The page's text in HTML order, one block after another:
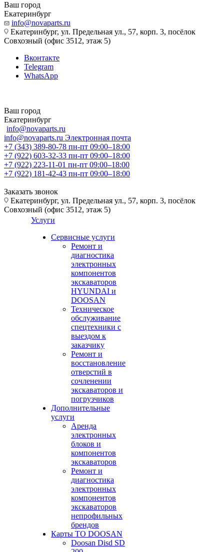
Ваш город
Екатеринбург
info@novaparts.ru
Екатеринбург, ул. Предельная ул., 57, корп. 3, посёлок
Совхозный (офис 3512, этаж 5)
Вконтакте
Telegram
WhatsApp
Ваш город
Екатеринбург
info@novaparts.ru
info@novaparts.ru Электронная почта
+7 (343) 389-80-78 пн-пт 09:00–18:00
+7 (922) 603-32-33 пн-пт 09:00–18:00
+7 (922) 223-11-01 пн-пт 09:00–18:00
+7 (922) 181-42-43 пн-пт 09:00–18:00
Заказать звонок
Екатеринбург, ул. Предельная ул., 57, корп. 3, посёлок
Совхозный (офис 3512, этаж 5)
Услуги
Сервисные услуги
Ремонт и
диагностика
электронных
компонентов
экскаваторов
HYUNDAI и
DOOSAN
Техническое
обслуживание
спецтехники с
выездом к
заказчику
Ремонт и
восстановление
отверстий в
сочленении
экскаваторов и
погрузчиков
Дополнительные
услуги
Аренда
электронных
блоков и
компонентов
экскаваторов
Ремонт и
диагностика
электронных
компонентов
экскаваторов
непрофильных
брендов
Карты ТО DOOSAN
Doosan Disd SD